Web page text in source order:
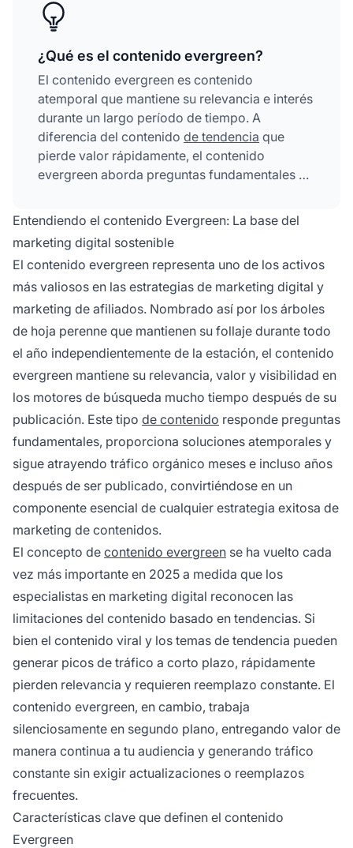
¿Qué es el contenido evergreen?
El contenido evergreen es contenido
atemporal que mantiene su relevancia e interés
durante un largo período de tiempo. A
diferencia del contenido de tendencia que
pierde valor rápidamente, el contenido
evergreen aborda preguntas fundamentales y
buscan de manera continua, convirtiéndose en
un activo sostenible para el tráfico y la
interacción a largo plazo.
Entendiendo el contenido Evergreen: La base del
marketing digital sostenible
El contenido evergreen representa uno de los activos
más valiosos en las estrategias de marketing digital y
marketing de afiliados. Nombrado así por los árboles
de hoja perenne que mantienen su follaje durante todo
el año independientemente de la estación, el contenido
evergreen mantiene su relevancia, valor y visibilidad en
los motores de búsqueda mucho tiempo después de su
publicación. Este tipo de contenido responde preguntas
fundamentales, proporciona soluciones atemporales y
sigue atrayendo tráfico orgánico meses e incluso años
después de ser publicado, convirtiéndose en un
componente esencial de cualquier estrategia exitosa de
marketing de contenidos.
El concepto de contenido evergreen se ha vuelto cada
vez más importante en 2025 a medida que los
especialistas en marketing digital reconocen las
limitaciones del contenido basado en tendencias. Si
bien el contenido viral y los temas de tendencia pueden
generar picos de tráfico a corto plazo, rápidamente
pierden relevancia y requieren reemplazo constante. El
contenido evergreen, en cambio, trabaja
silenciosamente en segundo plano, entregando valor de
manera continua a tu audiencia y generando tráfico
constante sin exigir actualizaciones o reemplazos
frecuentes.
Características clave que definen el contenido
Evergreen